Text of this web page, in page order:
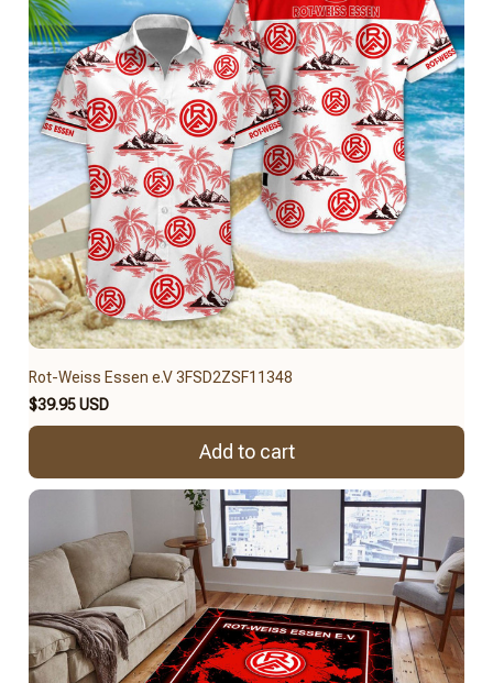
Rot-Weiss Essen e.V 3FSD2ZSF11348
$39.95 USD
Add to cart